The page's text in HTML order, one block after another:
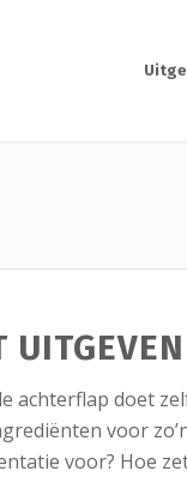
UITGEVEN
achterflap doet
voor
voor? Hoe